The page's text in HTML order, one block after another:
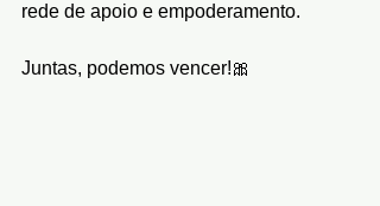
rede de apoio e empoderamento.
Juntas, podemos vencer!🎀